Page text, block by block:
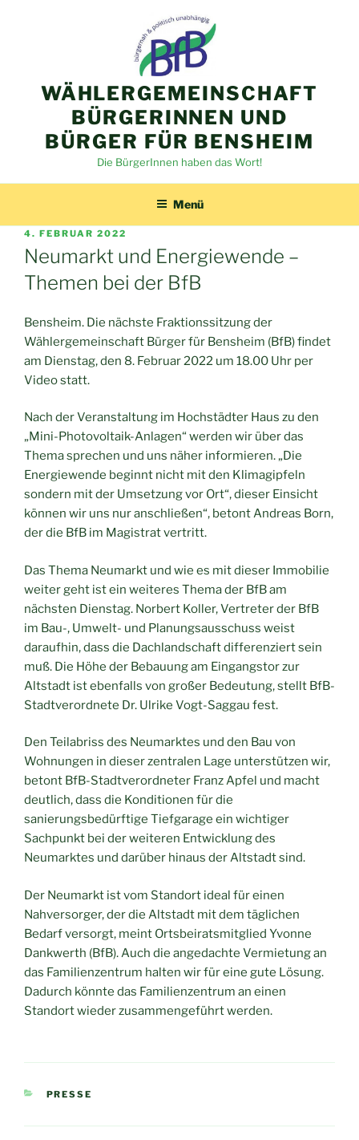
WÄHLERGEMEINSCHAFT
BÜRGERINNEN UND
BÜRGER FÜR BENSHEIM
Die BürgerInnen haben das Wort!
Menü
VERÖFFENTLICHT
AM
4. FEBRUAR 2022
Neumarkt und Energiewende –
Themen bei der BfB
Bensheim. Die nächste Fraktionssitzung der
Wählergemeinschaft Bürger für Bensheim (BfB) findet
am Dienstag, den 8. Februar 2022 um 18.00 Uhr per
Video statt.
Nach der Veranstaltung im Hochstädter Haus zu den
„Mini-Photovoltaik-Anlagen“ werden wir über das
Thema sprechen und uns näher informieren. „Die
Energiewende beginnt nicht mit den Klimagipfeln
sondern mit der Umsetzung vor Ort“, dieser Einsicht
können wir uns nur anschließen“, betont Andreas Born,
der die BfB im Magistrat vertritt.
Das Thema Neumarkt und wie es mit dieser Immobilie
weiter geht ist ein weiteres Thema der BfB am
nächsten Dienstag. Norbert Koller, Vertreter der BfB
im Bau-, Umwelt- und Planungsausschuss weist
daraufhin, dass die Dachlandschaft differenziert sein
muß. Die Höhe der Bebauung am Eingangstor zur
Altstadt ist ebenfalls von großer Bedeutung, stellt BfB-
Stadtverordnete Dr. Ulrike Vogt-Saggau fest.
Den Teilabriss des Neumarktes und den Bau von
Wohnungen in dieser zentralen Lage unterstützen wir,
betont BfB-Stadtverordneter Franz Apfel und macht
deutlich, dass die Konditionen für die
sanierungsbedürftige Tiefgarage ein wichtiger
Sachpunkt bei der weiteren Entwicklung des
Neumarktes und darüber hinaus der Altstadt sind.
Der Neumarkt ist vom Standort ideal für einen
Nahversorger, der die Altstadt mit dem täglichen
Bedarf versorgt, meint Ortsbeiratsmitglied Yvonne
Dankwerth (BfB). Auch die angedachte Vermietung an
das Familienzentrum halten wir für eine gute Lösung.
Dadurch könnte das Familienzentrum an einen
Standort wieder zusammengeführt werden.
KATEGORIEN
PRESSE